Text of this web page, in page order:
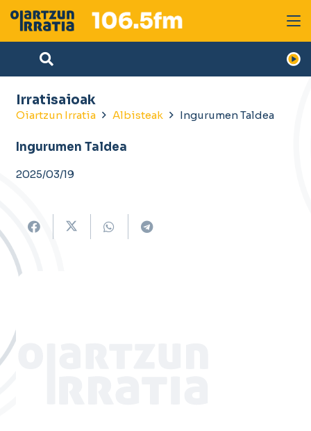
Irratisaioak
Oiartzun Irratia Albisteak Ingurumen Taldea
Ingurumen Taldea
2025/03/19